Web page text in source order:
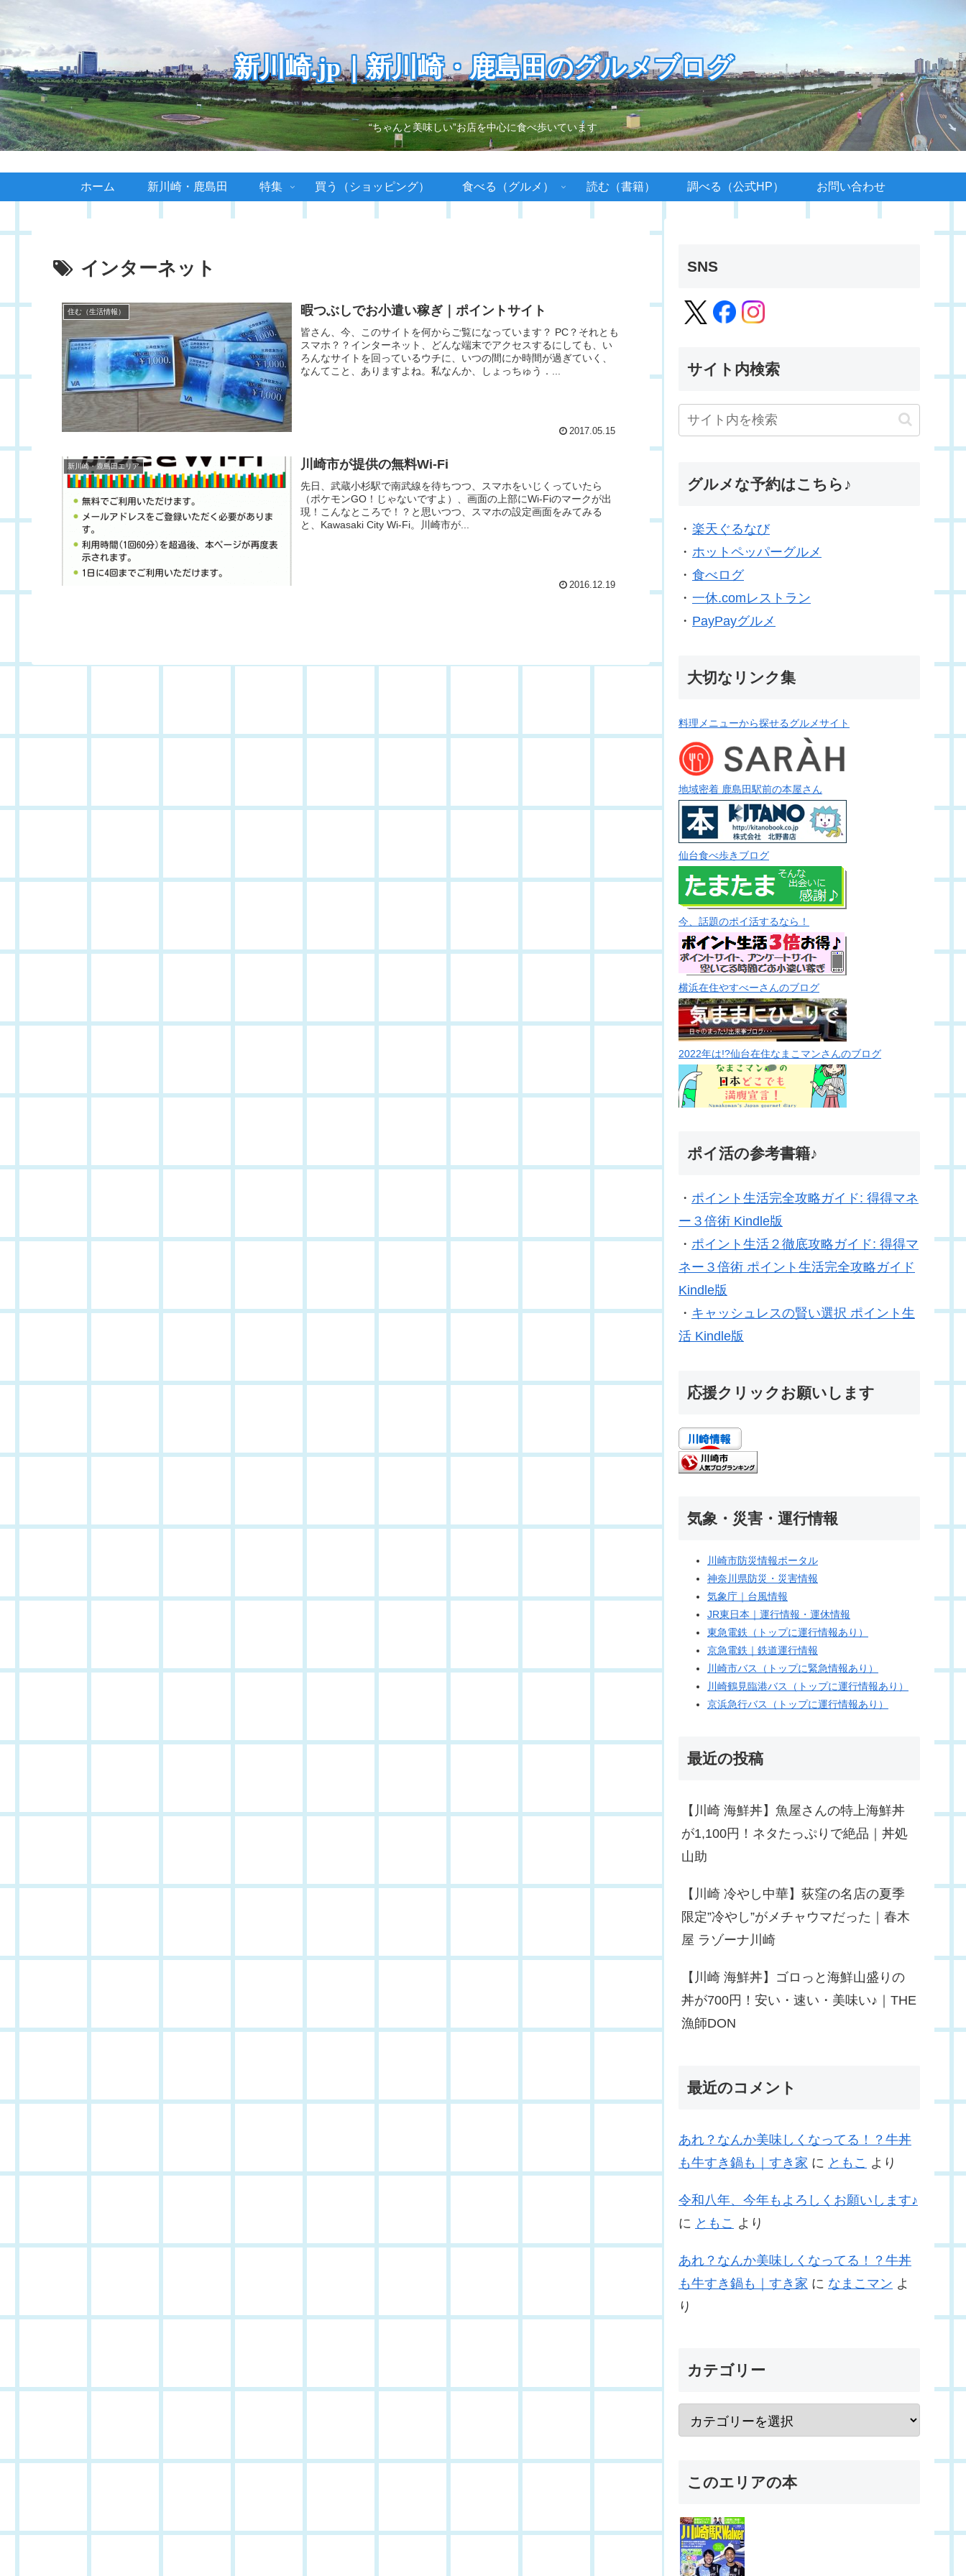
新川崎.jp｜新川崎・鹿島田のグルメブログ
“ちゃんと美味しい”お店を中心に食べ歩いています
ホーム 新川崎・鹿島田 特集 買う（ショッピング） 食べる（グルメ） 読む（書籍） 調べる（公式HP） お問い合わせ
インターネット
住む（生活情報） 暇つぶしでお小遣い稼ぎ｜ポイントサイト
皆さん、今、このサイトを何からご覧になっています？ PC？それとも
スマホ？？インターネット、どんな端末でアクセスするにしても、い
ろんなサイトを回っているウチに、いつの間にか時間が過ぎていく、
なんてこと、ありますよね。私なんか、しょっちゅう．...
2017.05.15
新川崎・鹿島田エリア 川崎市が提供の無料Wi-Fi
先日、武蔵小杉駅で南武線を待ちつつ、スマホをいじくっていたら
（ポケモンGO！じゃないですよ）、画面の上部にWi-Fiのマークが出
現！こんなところで！？と思いつつ、スマホの設定画面をみてみる
と、Kawasaki City Wi-Fi。川崎市が...
2016.12.19
SNS
サイト内検索
グルメな予約はこちら♪
・ 楽天ぐるなび
・ ホットペッパーグルメ
・ 食べログ
・ 一休.comレストラン
・ PayPayグルメ
大切なリンク集
料理メニューから探せるグルメサイト
地域密着 鹿島田駅前の本屋さん
仙台食べ歩きブログ
今、話題のポイ活するなら！
横浜在住やすべーさんのブログ
2022年は!?仙台在住なまこマンさんのブログ
ポイ活の参考書籍♪
・ ポイント生活完全攻略ガイド: 得得マネ
ー３倍術 Kindle版
・ ポイント生活２徹底攻略ガイド: 得得マ
ネー３倍術 ポイント生活完全攻略ガイド
Kindle版
・ キャッシュレスの賢い選択 ポイント生
活 Kindle版
応援クリックお願いします
気象・災害・運行情報
川崎市防災情報ポータル
神奈川県防災・災害情報
気象庁｜台風情報
JR東日本｜運行情報・運休情報
東急電鉄（トップに運行情報あり）
京急電鉄｜鉄道運行情報
川崎市バス（トップに緊急情報あり）
川崎鶴見臨港バス（トップに運行情報あり）
京浜急行バス（トップに運行情報あり）
最近の投稿
【川崎 海鮮丼】魚屋さんの特上海鮮丼
が1,100円！ネタたっぷりで絶品｜丼処
山助
【川崎 冷やし中華】荻窪の名店の夏季
限定”冷やし”がメチャウマだった｜春木
屋 ラゾーナ川崎
【川崎 海鮮丼】ゴロっと海鮮山盛りの
丼が700円！安い・速い・美味い♪｜THE
漁師DON
最近のコメント
あれ？なんか美味しくなってる！？牛丼
も牛すき鍋も｜すき家 に ともこ より
令和八年、今年もよろしくお願いします♪
に ともこ より
あれ？なんか美味しくなってる！？牛丼
も牛すき鍋も｜すき家 に なまこマン よ
り
カテゴリー
このエリアの本